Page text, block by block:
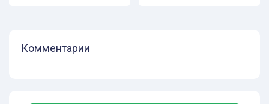
Комментарии